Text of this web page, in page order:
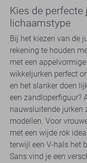
Kies de
lichaamstype
Bij het kiezen van de
rekening te houden
met een
wikkeljurken perfect
en het slanker doen
een zandloperfiguur?
nauwsluitende jurken
modellen. Voor
met een wijde rok
terwijl een V-hals het
Sans vind je een